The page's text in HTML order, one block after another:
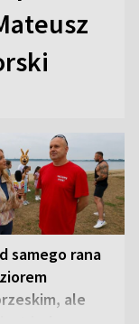
samego rana
ale